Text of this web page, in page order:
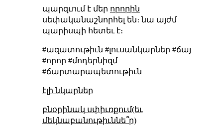
պարզւում է մեր որորին
սեփականաշնորհել են։ նա այժմ
պարիսպի հետեւ է։
#ազատութիւն #լուսանկարներ #ճայ
#որոր #մոդերնիզմ
#ճարտարապետութիւն
էլի նկարներ
բնօրինակ սփիւռքում(եւ
մեկնաբանութիւննե՞ր)